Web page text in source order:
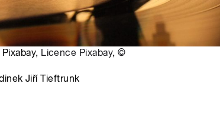
Licence Pixabay,©
Jiří Tieftrunk